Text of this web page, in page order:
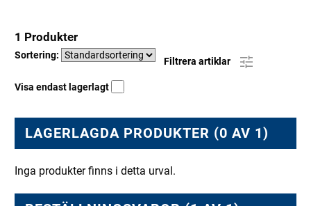
1 Produkter
Sortering:
Filtrera artiklar
Visa endast lagerlagt
LAGERLAGDA PRODUKTER (0 AV 1)
Inga produkter finns i detta urval.